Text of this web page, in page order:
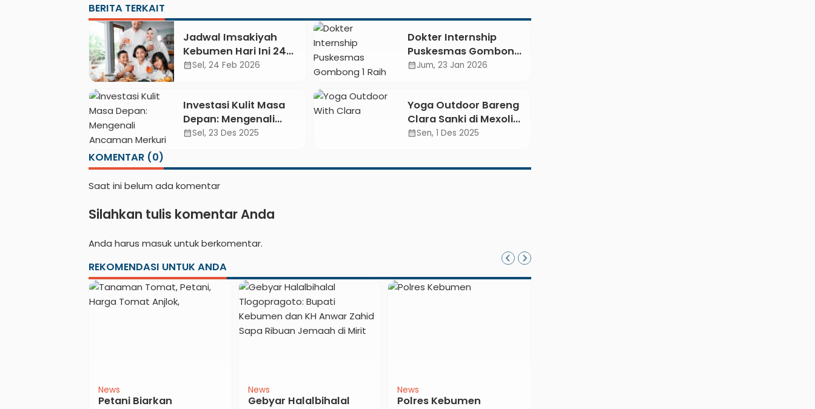
BERITA TERKAIT
Jadwal Imsakiyah
Kebumen Hari Ini 24
Februari 2026, Cek
calendar_monthSel, 24 Feb 2026
Dokter Internship
Puskesmas Gombong
1 Raih Sepeda dari
Berdaya
calendar_monthJum, 23 Jan 2026
Investasi Kulit Masa
Depan: Mengenali
Ancaman Merkuri
calendar_monthSel, 23 Des 2025
Yoga Outdoor Bareng
Clara Sanki di Mexolie,
Pemula Hingga
calendar_monthSen, 1 Des 2025
KOMENTAR (0)
Saat ini belum ada komentar
Silahkan tulis komentar Anda
Anda harus masukuntuk berkomentar.
REKOMENDASI UNTUK ANDA
News
Setahun Menuju Hari
Edukasi
Dukung Smart Village di
News
33 Personel Polres